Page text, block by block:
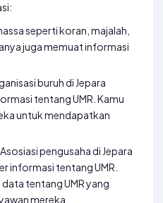
seperti koran, majalah,
juga memuat informasi
buruh di Jepara
tentang UMR. Kamu
untuk mendapatkan
Asosiasi pengusaha di Jepara
informasi tentang UMR.
tentang UMR yang
mereka.